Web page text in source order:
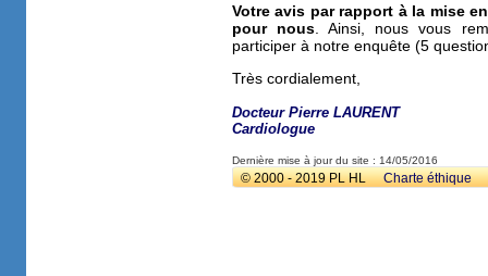
Votre avis par rapport à la mise
pour nous . Ainsi, nous vous
participer à notre enquête (5
Très cordialement,
Docteur Pierre LAURENT
Cardiologue
Dernière mise à jour du site : 14/05/2016
© 2000 - 2019 PL HL Charte éthique